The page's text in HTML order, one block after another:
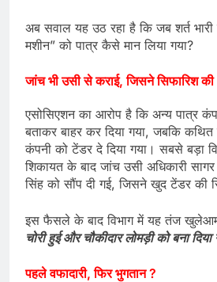
अब सवाल यह उठ रहा है कि जब शर्त भारी
मशीन” को पात्र कैसे मान लिया गया?
जांच भी उसी से कराई, जिसने सिफारिश की
एसोसिएशन का आरोप है कि अन्य पात्र
बताकर बाहर कर दिया गया, जबकि कथित
कंपनी को टेंडर दे दिया गया। सबसे बड़ा
शिकायत के बाद जांच उसी अधिकारी
सिंह को सौंप दी गई, जिसने खुद टेंडर की
इस फैसले के बाद विभाग में यह तंज खुलेआम
चोरी हुई और चौकीदार लोमड़ी को बना
पहले वफादारी, फिर भुगतान ?